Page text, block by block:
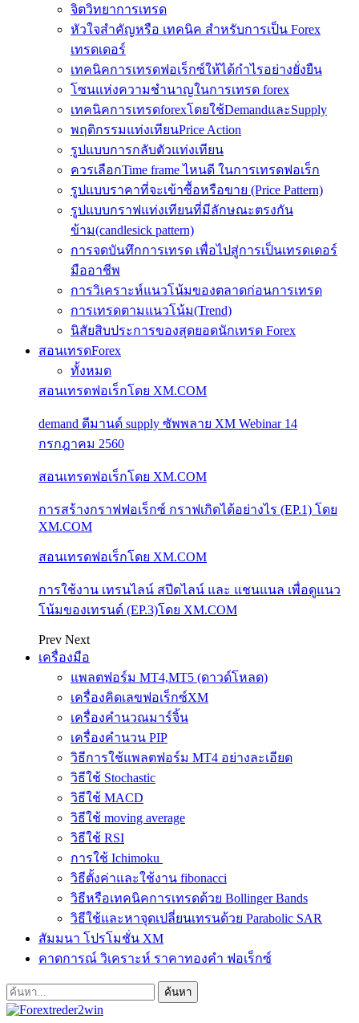
จิตวิทยาการเทรด
หัวใจสำคัญหรือ เทคนิค สำหรับการเป็น Forex
เทรดเดอร์
เทคนิคการเทรดฟอเร็กซ์ให้ได้กำไรอย่างยั่งยืน
โซนแห่งความชำนาญในการเทรด forex
เทคนิคการเทรดforexโดยใช้DemandและSupply
พฤติกรรมแท่งเทียนPrice Action
รูปแบบการกลับตัวแท่งเทียน
ควรเลือกTime frame ไหนดี ในการเทรดฟอเร็ก
รูปแบบราคาที่จะเข้าซื้อหรือขาย (Price Pattern)
รูปแบบกราฟแท่งเทียนที่มีลักษณะตรงกัน
ข้าม(candlesick pattern)
การจดบันทึกการเทรด เพื่อไปสู่การเป็นเทรดเดอร์
มืออาชีพ
การวิเคราะห์แนวโน้มของตลาดก่อนการเทรด
การเทรดตามแนวโน้ม(Trend)
นิสัยสิบประการของสุดยอดนักเทรด Forex
สอนเทรดForex
ทั้งหมด
สอนเทรดฟอเร็กโดย XM.COM
demand ดีมานด์ supply ซัพพลาย XM Webinar 14
กรกฎาคม 2560
สอนเทรดฟอเร็กโดย XM.COM
การสร้างกราฟฟอเร็กซ์ กราฟเกิดได้อย่างไร (EP.1) โดย
XM.COM
สอนเทรดฟอเร็กโดย XM.COM
การใช้งาน เทรนไลน์ สปีดไลน์ และ แชนแนล เพื่อดูแนว
โน้มของเทรนด์ (EP.3)โดย XM.COM
Prev Next
เครื่องมือ
แพลตฟอร์ม MT4,MT5 (ดาวด์โหลด)
เครื่องคิดเลขฟอเร็กซ์XM
เครื่องคำนวณมาร์จิ้น
เครื่องคำนวน PIP
วิธีการใช้แพลตฟอร์ม MT4 อย่างละเอียด
วิธีใช้ Stochastic
วิธีใช้ MACD
วิธีใช้ moving average
วิธีใช้ RSI
การใช้ Ichimoku
วิธีตั้งค่าและใช้งาน fibonacci
วิธีหรือเทคนิคการเทรดด้วย Bollinger Bands
วิธีใช้และหาจุดเปลี่ยนเทรนด้วย Parabolic SAR
สัมมนา โปรโมชั่น XM
คาดการณ์ วิเคราะห์ ราคาทองคำ ฟอเร็กซ์